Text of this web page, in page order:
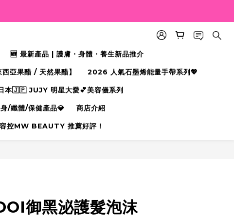
🆕 最新產品 | 護膚・身體・養生新品推介
西亞果醋 / 天然果醋】 2026 人氣石墨烯能量手帶系列💖
本🇯🇵 JUJY 明星大愛💕美容儀系列
/纖體/保健產品💎 商店介紹
控MW BEAUTY 推薦好評！
御黑泌護髮泡沫